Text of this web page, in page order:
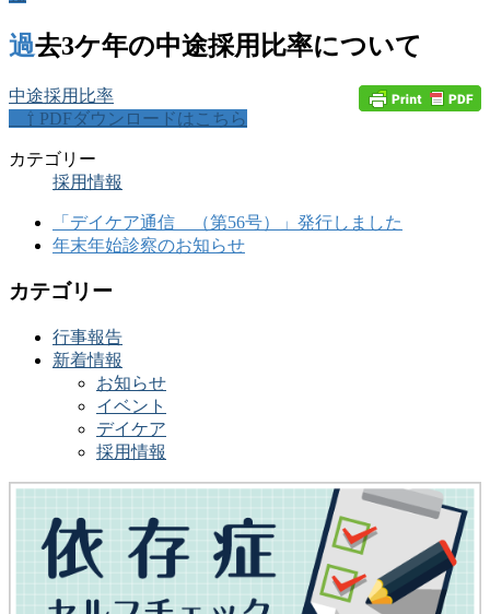
過去3ケ年の中途採用比率について
中途採用比率
⇧ PDFダウンロードはこちら
カテゴリー
採用情報
「デイケア通信 （第56号）」発行しました
年末年始診察のお知らせ
カテゴリー
行事報告
新着情報
お知らせ
イベント
デイケア
採用情報